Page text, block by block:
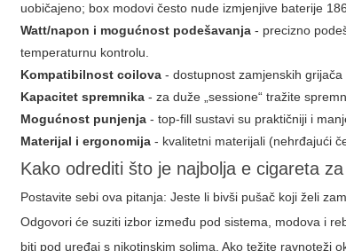
uobičajeno; box modovi često nude izmjenjive baterije
Watt/napon i mogućnost podešavanja - precizno
temperaturnu kontrolu.
Kompatibilnost coilova - dostupnost zamjenskih
Kapacitet spremnika - za duže „sessione“ tražite
Mogućnost punjenja - top-fill sustavi su praktičniji i
Materijal i ergonomija - kvalitetni materijali (nehrđajući
Kako odrediti što je najbolja e cigareta za
Postavite sebi ova pitanja: Jeste li bivši pušač koji želi
Odgovori će suziti izbor između pod sistema, modova i
biti pod uređaj s nikotinskim solima. Ako težite ravnoteži